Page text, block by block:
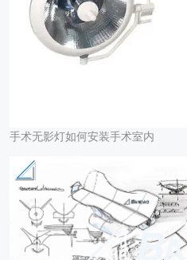
手术无影灯如何安装手术室内